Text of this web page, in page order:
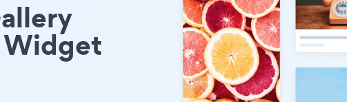
Widget